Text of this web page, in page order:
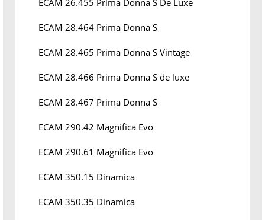
ECAM 26.455 Prima Donna S De Luxe
ECAM 28.464 Prima Donna S
ECAM 28.465 Prima Donna S Vintage
ECAM 28.466 Prima Donna S de luxe
ECAM 28.467 Prima Donna S
ECAM 290.42 Magnifica Evo
ECAM 290.61 Magnifica Evo
ECAM 350.15 Dinamica
ECAM 350.35 Dinamica